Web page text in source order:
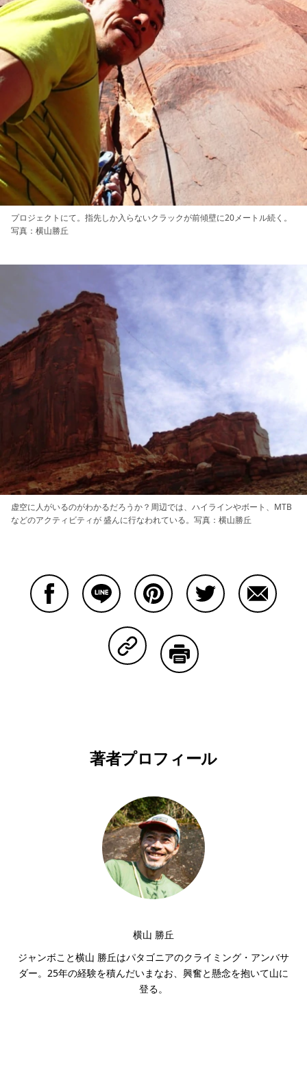
プロジェクトにて。指先しか入らないクラックが前傾壁に20メートル続く。
写真：横山勝丘
虚空に人がいるのがわかるだろうか？周辺では、ハイラインやボート、MTB
などのアクティビティが 盛んに行なわれている。写真：横山勝丘
Copy Linkで共有する
著者プロフィール
横山 勝丘
ジャンボこと横山 勝丘はパタゴニアのクライミング・アンバサ
ダー。25年の経験を積んだいまなお、興奮と懸念を抱いて山に
登る。